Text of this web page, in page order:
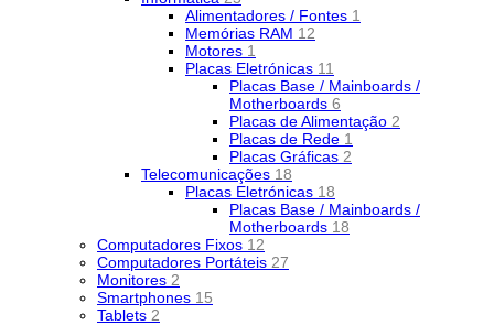
Alimentadores / Fontes 1
Memórias RAM 12
Motores 1
Placas Eletrónicas 11
Placas Base / Mainboards /
Motherboards 6
Placas de Alimentação 2
Placas de Rede 1
Placas Gráficas 2
Telecomunicações 18
Placas Eletrónicas 18
Placas Base / Mainboards /
Motherboards 18
Computadores Fixos 12
Computadores Portáteis 27
Monitores 2
Smartphones 15
Tablets 2